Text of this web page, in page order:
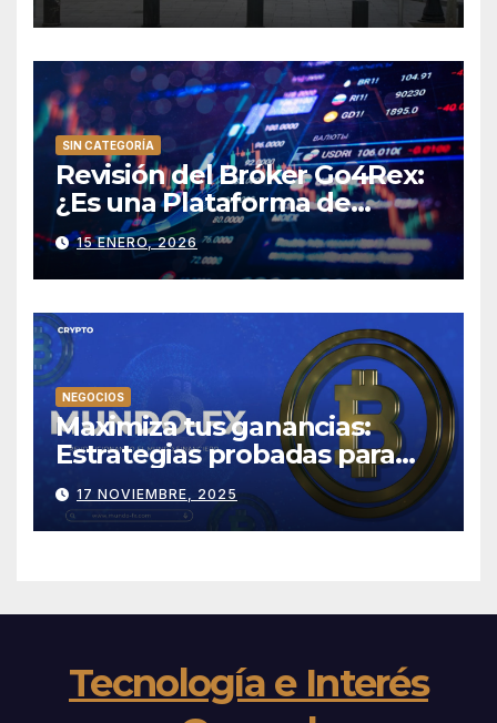
SIN CATEGORÍA
Revisión del Bróker Go4Rex:
¿Es una Plataforma de
Trading Confiable?
15 ENERO, 2026
NEGOCIOS
Maximiza tus ganancias:
Estrategias probadas para
tener éxito en Mundo-fx
17 NOVIEMBRE, 2025
Tecnología e Interés